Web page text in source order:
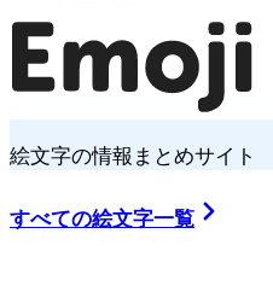
絵文字の情報まとめサイト
すべての絵文字一覧